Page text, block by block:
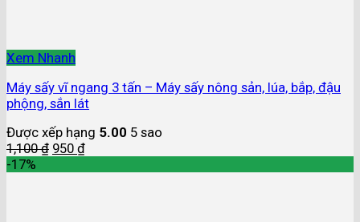
Xem Nhanh
Máy sấy vĩ ngang 3 tấn – Máy sấy nông sản, lúa, bắp, đậu
phộng, sắn lát
Được xếp hạng 5.00 5 sao
1,100₫ 950 ₫
-17%